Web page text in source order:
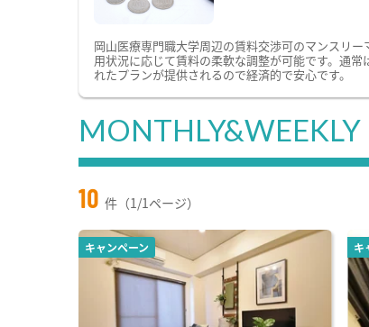
岡山医療専門職大学周辺の賃料交渉可のマンスリ
用状況に応じて賃料の柔軟な調整が可能です。通
れたプランが提供されるので経済的で安心です。
MONTHLY&WEEKLY
10 件（1/1ページ）
キャンペーン キ